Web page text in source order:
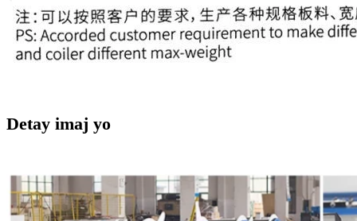
Detay imaj yo